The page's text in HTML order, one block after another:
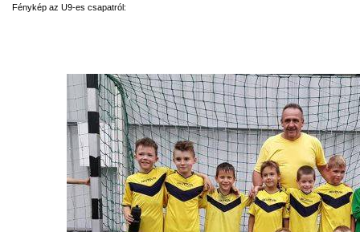
Fénykép az U9-es csapatról: